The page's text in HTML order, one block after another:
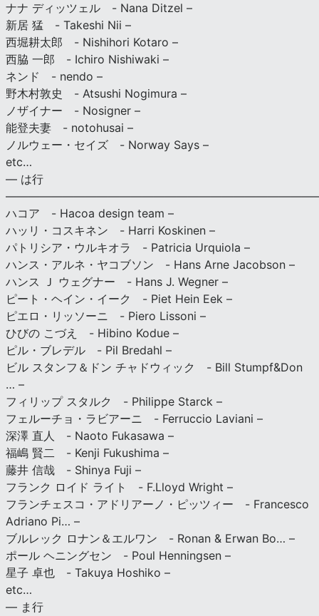
ナナ ディッツェル - Nana Ditzel –
新居 猛 - Takeshi Nii –
西堀耕太郎 - Nishihori Kotaro –
西脇 一郎 - Ichiro Nishiwaki –
ネンド - nendo –
野木村敦史 - Atsushi Nogimura –
ノザイナー - Nosigner –
能登夫妻 - notohusai –
ノルウェー・セイズ - Norway Says –
etc…
— は行
ハコア - Hacoa design team –
ハッリ・コスキネン - Harri Koskinen –
パトリシア・ウルキオラ - Patricia Urquiola –
ハンス・アルネ・ヤコブソン - Hans Arne Jacobson –
ハンス Ｊ ウェグナー - Hans J. Wegner –
ピート・ヘイン・イーク - Piet Hein Eek –
ピエロ・リッソーニ - Piero Lissoni –
ひびの こづえ - Hibino Kodue –
ピル・ブレデル - Pil Bredahl –
ビル スタンフ＆ドン チャドウィック - Bill Stumpf&Don
… –
フィリップ スタルク - Philippe Starck –
フェルーチョ・ラビアーニ - Ferruccio Laviani –
深澤 直人 - Naoto Fukasawa –
福嶋 賢二 - Kenji Fukushima –
藤井 信哉 - Shinya Fuji –
フランク ロイド ライト - F.Lloyd Wright –
フランチェスコ・アドリアーノ・ピッツィー - Francesco
Adriano Pi… –
ブルレック ロナン＆エルワン - Ronan & Erwan Bo… –
ポール ヘニングセン - Poul Henningsen –
星子 卓也 - Takuya Hoshiko –
etc…
— ま行